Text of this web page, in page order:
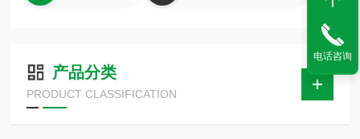
产品分类
PRODUCT CLASSIFICATION
电话咨询